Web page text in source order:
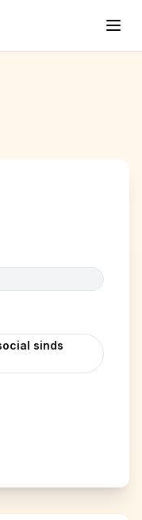
sinds